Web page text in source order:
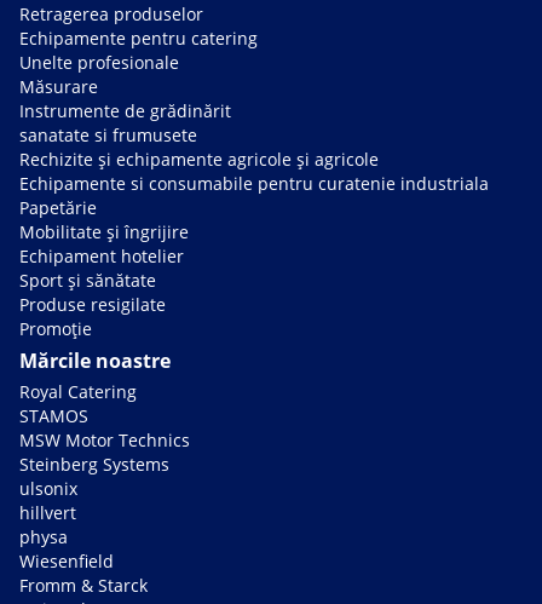
Retragerea produselor
Echipamente pentru catering
Unelte profesionale
Măsurare
Instrumente de grădinărit
sanatate si frumusete
Rechizite și echipamente agricole și agricole
Echipamente si consumabile pentru curatenie industriala
Papetărie
Mobilitate și îngrijire
Echipament hotelier
Sport și sănătate
Produse resigilate
Promoție
Mărcile noastre
Royal Catering
STAMOS
MSW Motor Technics
Steinberg Systems
ulsonix
hillvert
physa
Wiesenfield
Fromm & Starck